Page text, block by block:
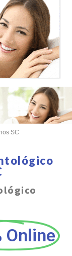
SC
Online